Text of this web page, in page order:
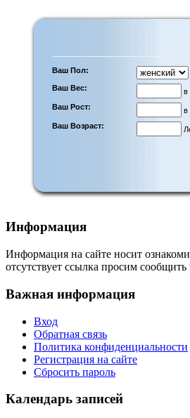
Ваш Пол:
Ваш Вес:
в
Ваш Рост:
в
Ваш Возраст:
Информация
Информация на сайте носит
отсутствует ссылка просим
Важная информация
Вход
Обратная связь
Политика конфиденциальности
Регистрация на сайте
Сбросить пароль
Календарь записей